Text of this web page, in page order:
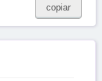
copiar